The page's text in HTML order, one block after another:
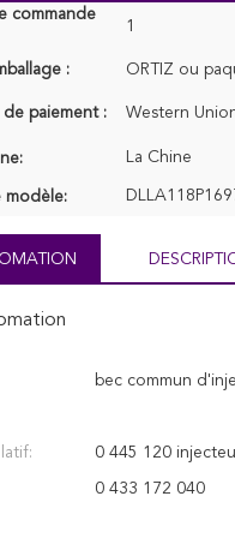
commande
1
: ORTIZ ou
paiement : Western
La Chine
modèle:
bec commun
0 445 120
0 433 172 040